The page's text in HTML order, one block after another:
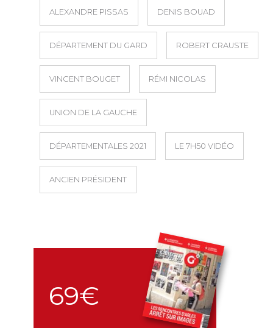
ALEXANDRE PISSAS DENIS BOUAD
DÉPARTEMENT DU GARD ROBERT CRAUSTE
VINCENT BOUGET RÉMI NICOLAS
UNION DE LA GAUCHE
DÉPARTEMENTALES 2021 LE 7H50 VIDÉO
ANCIEN PRÉSIDENT
69€